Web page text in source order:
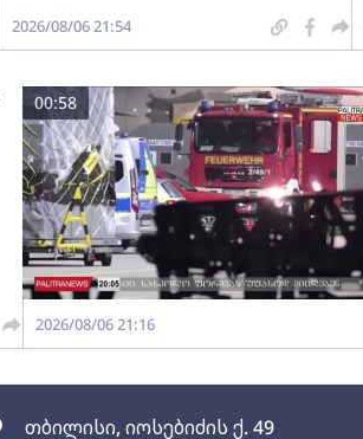
თბილისი, იოსებიძის ქ. 49
2026/08/06 21:54
00:58
2026/08/06 21:16